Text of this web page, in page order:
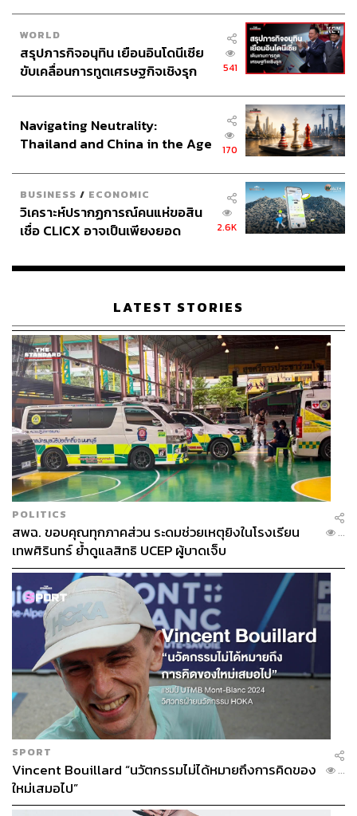
WORLD
สรุปภารกิจอนุทิน เยือนอินโดนีเซีย
ขับเคลื่อนการทูตเศรษฐกิจเชิงรุก
541
Navigating Neutrality:
Thailand and China in the Age
170
BUSINESS / ECONOMIC
วิเคราะห์ปรากฏการณ์คนแห่ขอสิน
เชื่อ CLICX อาจเป็นเพียงยอด
เรือนไทยที่ถูกซุกไว้
2.6K
LATEST STORIES
POLITICS
สพฉ. ขอบคุณทุกภาคส่วน ระดมช่วยเหตุยิงในโรงเรียน
เทพศิรินทร์ ย้ำดูแลสิทธิ UCEP ผู้บาดเจ็บ
...
SPORT
Vincent Bouillard “นวัตกรรมไม่ได้หมายถึงการคิดของ
ใหม่เสมอไป”
...